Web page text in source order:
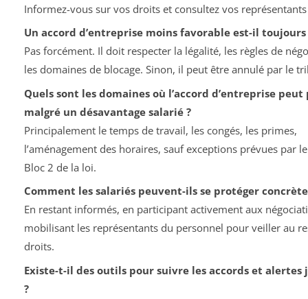
Informez-vous sur vos droits et consultez vos
Un accord d’entreprise moins favorable est-il toujours
Pas forcément. Il doit respecter la légalité, les règles de
les domaines de blocage. Sinon, il peut être annulé par le
Quels sont les domaines où l’accord d’entreprise
malgré un désavantage salarié ?
Principalement le temps de travail, les congés, les primes,
l’aménagement des horaires, sauf exceptions prévues par
Bloc 2 de la loi.
Comment les salariés peuvent-ils se protéger
En restant informés, en participant activement aux
mobilisant les représentants du personnel pour veiller au
droits.
Existe-t-il des outils pour suivre les accords et alertes
?